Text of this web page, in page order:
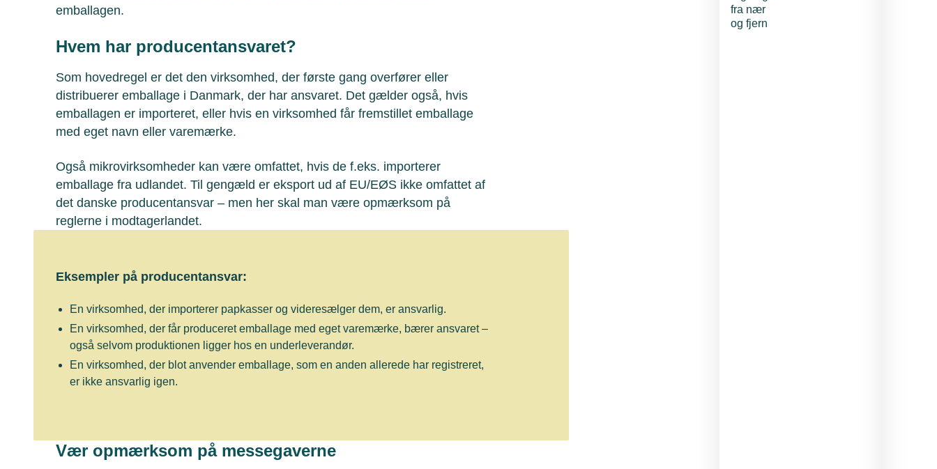
emballagen.
Hvem har producentansvaret?
Som hovedregel er det den virksomhed, der første gang overfører eller
distribuerer emballage i Danmark, der har ansvaret. Det gælder også, hvis
emballagen er importeret, eller hvis en virksomhed får fremstillet emballage
med eget navn eller varemærke.
Også mikrovirksomheder kan være omfattet, hvis de f.eks. importerer
emballage fra udlandet. Til gengæld er eksport ud af EU/EØS ikke omfattet af
det danske producentansvar – men her skal man være opmærksom på
reglerne i modtagerlandet.
Eksempler på producentansvar:
En virksomhed, der importerer papkasser og videresælger dem, er ansvarlig.
En virksomhed, der får produceret emballage med eget varemærke, bærer ansvaret –
også selvom produktionen ligger hos en underleverandør.
En virksomhed, der blot anvender emballage, som en anden allerede har registreret,
er ikke ansvarlig igen.
Vær opmærksom på messegaverne